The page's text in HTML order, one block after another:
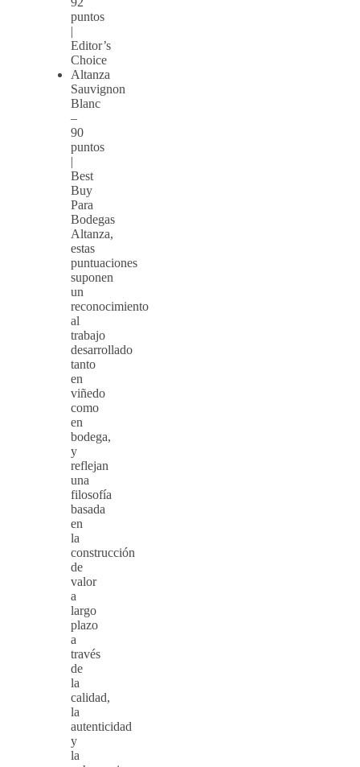
puntos
|
Editor’s
Choice
Altanza
Sauvignon
Blanc
–
90
puntos
|
Best
Buy
Para
Bodegas
Altanza,
estas
puntuaciones
suponen
un
reconocimiento
al
trabajo
desarrollado
tanto
en
viñedo
como
en
bodega,
y
reflejan
una
filosofía
basada
en
la
construcción
de
valor
a
largo
plazo
a
través
de
la
calidad,
la
autenticidad
y
la